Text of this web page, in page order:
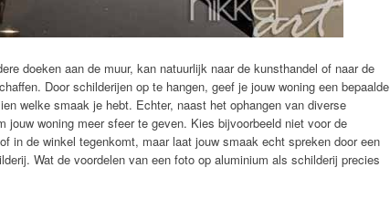
doeken aan de muur, kan natuurlijk naar de kunsthandel of naar de
Door schilderijen op te hangen, geef je jouw woning een bepaalde
welke smaak je hebt. Echter, naast het ophangen van diverse
jouw woning meer sfeer te geven. Kies bijvoorbeeld niet voor de
in de winkel tegenkomt, maar laat jouw smaak echt spreken door een
Wat de voordelen van een foto op aluminium als schilderij precies